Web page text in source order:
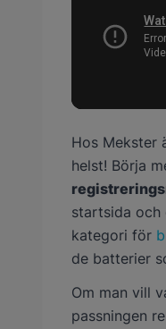
Hos Mekster
helst! Börja
startsida och
kategori för
de batterier
Om man vill
passningen